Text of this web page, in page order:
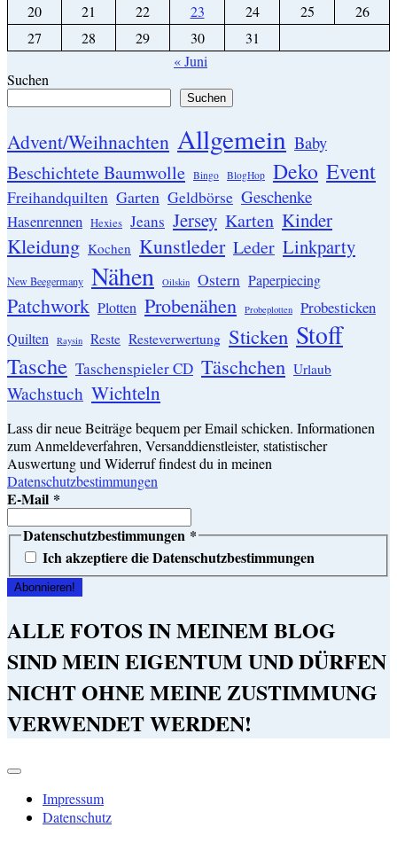
20
21 22 23 24 25
26
27
28 29 30
31
« Juni
Suchen
Suchen
Advent/Weihnachten Allgemein Baby
Beschichtete Baumwolle Bingo BlogHop Deko Event
Freihandquilten Garten Geldbörse Geschenke
Hasenrennen Hexies Jeans Jersey Karten Kinder
Kleidung Kochen Kunstleder Leder Linkparty
New Beegermany Nähen Oilskin Ostern Paperpiecing
Patchwork Plotten Probenähen Probeplotten Probesticken
Quilten Raysin Reste Resteverwertung Sticken Stoff
Tasche Taschenspieler CD Täschchen Urlaub
Wachstuch Wichteln
Lass dir neue Beiträge bequem per Email schicken. Informationen
zum Anmeldeverfahren, Versanddienstleister, statistischer
Auswertung und Widerruf findest du in meinen
Datenschutzbestimmungen
E-Mail *
Datenschutzbestimmungen *
Ich akzeptiere die Datenschutzbestimmungen
ALLE FOTOS IN MEINEM BLOG
SIND MEIN EIGENTUM UND DÜRFEN
NICHT OHNE MEINE ZUSTIMMUNG
VERWENDET WERDEN!
Impressum
Datenschutz